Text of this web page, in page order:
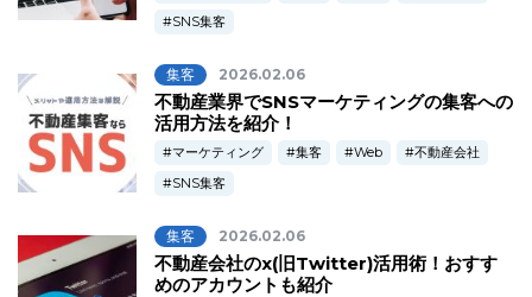
SNS集客
集客 2026.02.06
不動産業界でSNSマーケティングの集客への
活用方法を紹介！
マーケティング 集客 Web
不動産会社
SNS集客
集客 2026.02.06
不動産会社のx(旧Twitter)活用術！おすす
めのアカウントも紹介